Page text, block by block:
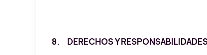
8. DERECHOS Y